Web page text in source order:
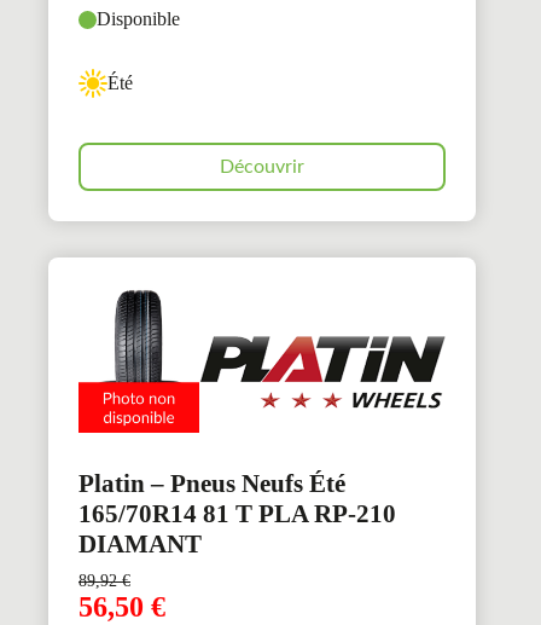
Disponible
Été
Découvrir
Platin – Pneus Neufs Été
165/70R14 81 T PLA RP-210
DIAMANT
89,92€
56,50 €